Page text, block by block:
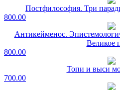
Постфилософия. Три
800.00
Антикейменос.
Великое
800.00
Топи и выси
700.00